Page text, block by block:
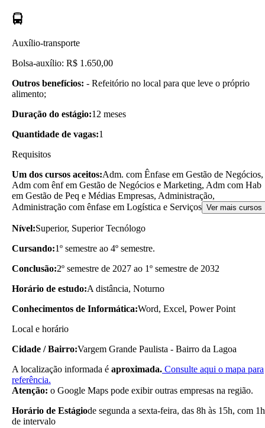
Auxílio-transporte
Bolsa-auxílio: R$ 1.650,00
Outros benefícios: - Refeitório no local para que leve o próprio
alimento;
Duração do estágio:12 meses
Quantidade de vagas:1
Requisitos
Um dos cursos aceitos:Adm. com Ênfase em Gestão de Negócios,
Adm com ênf em Gestão de Negócios e Marketing, Adm com Hab
em Gestão de Peq e Médias Empresas, Administração,
Administração com ênfase em Logística e Serviços Ver mais cursos
Nível:Superior, Superior Tecnólogo
Cursando:1º semestre ao 4º semestre.
Conclusão:2º semestre de 2027 ao 1º semestre de 2032
Horário de estudo:A distância, Noturno
Conhecimentos de Informática:Word, Excel, Power Point
Local e horário
Cidade / Bairro:Vargem Grande Paulista - Bairro da Lagoa
A localização informada é aproximada. Consulte aqui o mapa para
referência.
Atenção: o Google Maps pode exibir outras empresas na região.
Horário de Estágiode segunda a sexta-feira, das 8h às 15h, com 1h
de intervalo